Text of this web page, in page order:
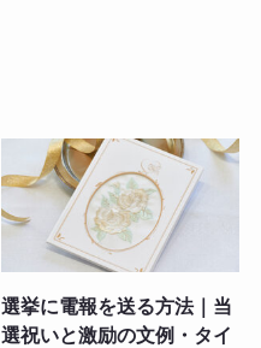
選挙に電報を送る方法｜当
選祝いと激励の文例・タイ